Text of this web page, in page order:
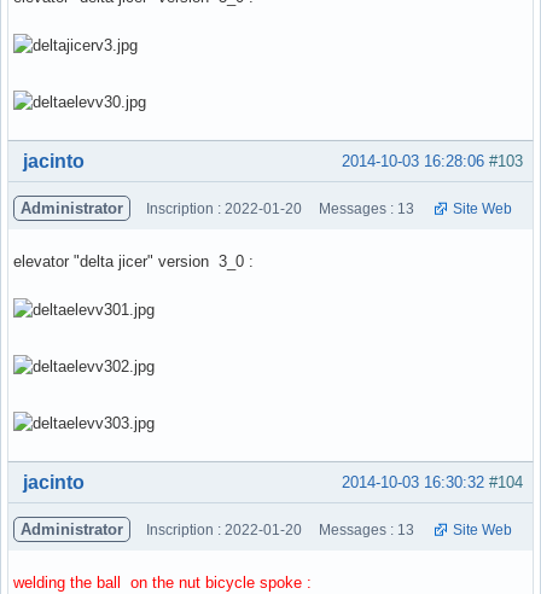
Hors ligne #103
2014-10-03 16:28:06
jacinto
Administrator Inscription : 2022-01-20 Messages : 13 Site Web
elevator "delta jicer" version 3_0 :
Hors ligne #104
2014-10-03 16:30:32
jacinto
Administrator Inscription : 2022-01-20 Messages : 13 Site Web
welding the ball on the nut bicycle spoke :